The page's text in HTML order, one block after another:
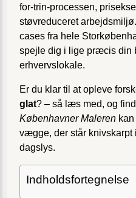
for-trin-processen,
støvreduceret
cases fra hele
spejle dig i lige præcis din
erhvervslokale.
Er du klar til at opleve
glat? – så læs med, og
Københavner Maleren
vægge, der står knivskarpt
dagslys.
Indholdsfortegnelse